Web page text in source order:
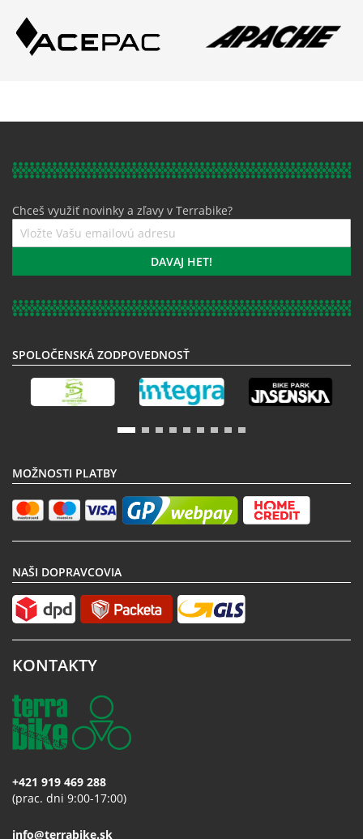
Chceš využiť novinky a zľavy v Terrabike?
Prihláste
sa
odberu
DAVAJ HET!
SPOLOČENSKÁ ZODPOVEDNOSŤ
MOŽNOSTI PLATBY
NAŠI DOPRAVCOVIA
KONTAKTY
+421 919 469 288
(prac. dni 9:00-17:00)
info@terrabike.sk